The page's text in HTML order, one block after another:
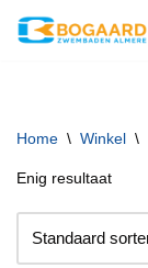
inhoud
Home \ Winkel \
Enig resultaat